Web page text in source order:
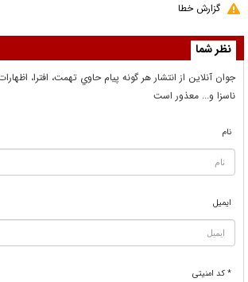
گزارش خطا
نظر شما
جوان آنلاين از انتشار هر گونه پيام حاوي تهمت، افترا،
ناسزا و... معذور است
نام
ایمیل
* کد امنیتی